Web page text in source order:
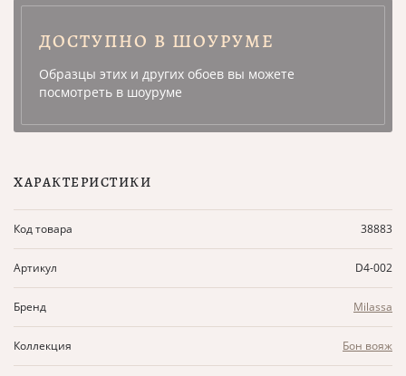
ДОСТУПНО В ШОУРУМЕ
Образцы этих и других обоев вы можете
посмотреть в шоуруме
ХАРАКТЕРИСТИКИ
Код товара 38883
Артикул D4-002
Бренд Milassa
Коллекция Бон вояж